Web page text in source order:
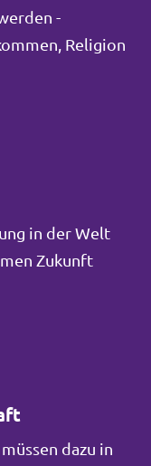
-
Religion
in der Welt
Zukunft
dazu in